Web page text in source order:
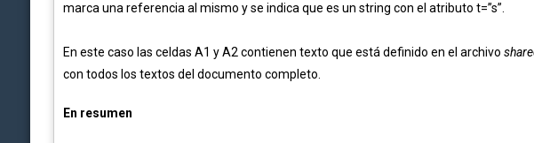
marca una referencia al mismo y se indica que es un string con el atributo t=”s”.
En este caso las celdas A1 y A2 contienen texto que está definido en el archivo
con todos los textos del documento completo.
En resumen